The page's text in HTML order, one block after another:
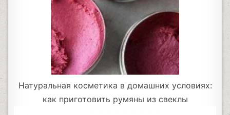
Натуральная косметика в домашних условиях:
как приготовить румяны из свеклы